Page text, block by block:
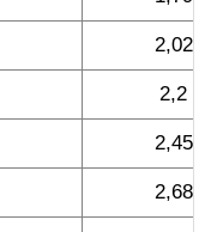
2,02
2,2
2,45
2,68